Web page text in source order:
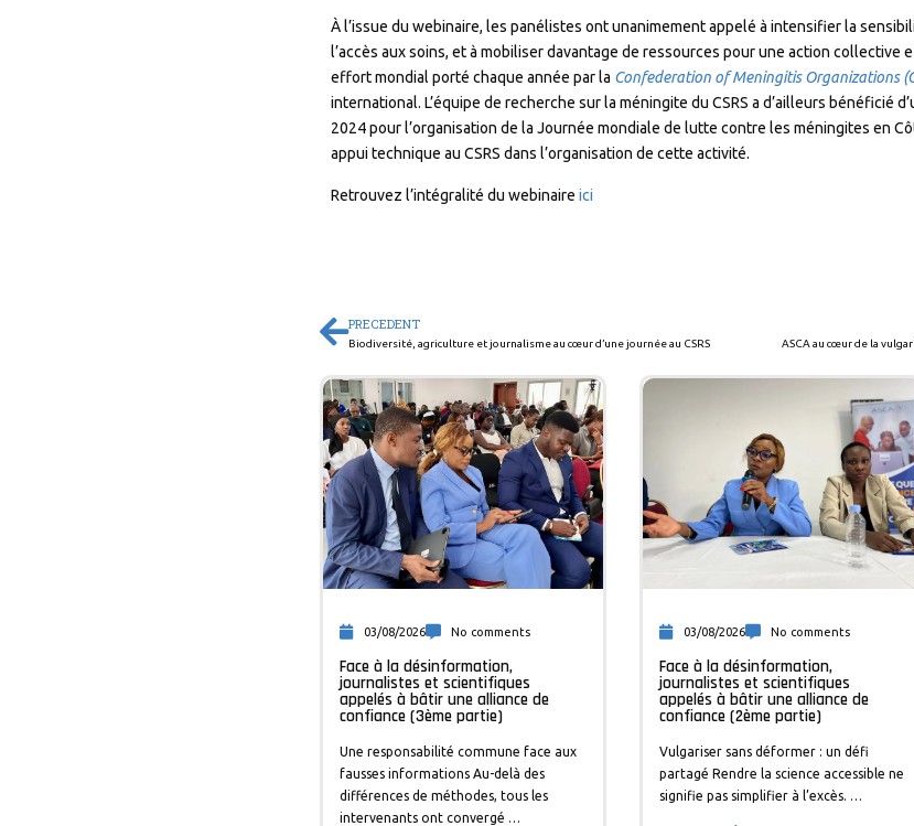
À l’issue du webinaire, les panélistes ont unanimement appelé à intensifier la
l’accès aux soins, et à mobiliser davantage de ressources pour une action collective
effort mondial porté chaque année par la Confederation of Meningitis Organizations
international. L’équipe de recherche sur la méningite du CSRS a d’ailleurs bénéficié
2024 pour l’organisation de la Journée mondiale de lutte contre les méningites en
appui technique au CSRS dans l’organisation de cette activité.
Retrouvez l’intégralité du webinaire ici
PRECEDENT
Biodiversité, agriculture et journalisme au cœur d’une journée au CSRS
03/08/2026 No comments
Face à la désinformation,
journalistes et scientifiques
appelés à bâtir une alliance de
confiance (3ème partie)
Une responsabilité commune face aux
fausses informations Au-delà des
différences de méthodes, tous les
intervenants ont convergé …
03/08/2026 No comments
Face à la désinformation,
journalistes et scientifiques
appelés à bâtir une alliance de
confiance (2ème partie)
Vulgariser sans déformer : un défi
partagé Rendre la science accessible ne
signifie pas simplifier à l’excès. …